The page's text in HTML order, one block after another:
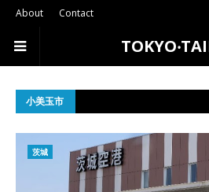
About Contact
小美玉市
茨城